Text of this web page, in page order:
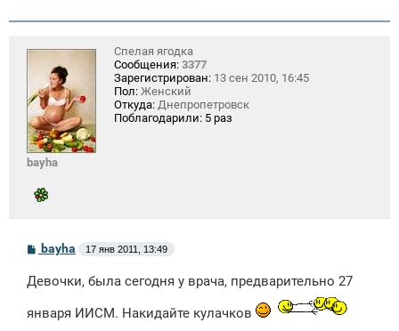
bayha
Спелая ягодка
Сообщения: 3377
Зарегистрирован: 13 сен 2010, 16:45
Пол: Женский
Откуда: Днепропетровск
Поблагодарили: 5 раз
С
б
е
н
bayha 17 янв 2011, 13:49
Девочки, была сегодня у врача, предварительно 27
января ИИСМ. Накидайте кулачков